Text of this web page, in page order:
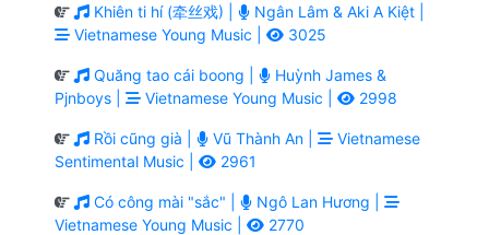
Khiên ti hí (牵丝戏) |
Ngân Lâm & Aki A Kiệt |
Vietnamese Young Music |
3025
Quăng tao cái boong |
Huỳnh James &
Pjnboys |
Vietnamese Young Music | 2998
Rồi cũng già | Vũ Thành An |
Vietnamese
Sentimental Music |
2961
Có công mài "sắc" |
Ngô Lan Hương |
Vietnamese Young Music |
2770